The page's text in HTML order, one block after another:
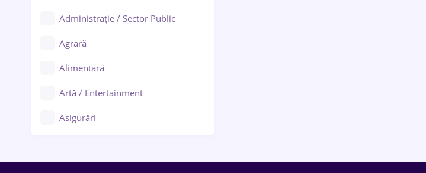
Administrație / Sector Public
Agrară
Alimentară
Artă / Entertainment
Asigurări